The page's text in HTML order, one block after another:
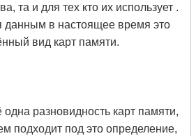
та и для тех кто их использует .
в настоящее время это
вид карт памяти.
разновидность карт памяти,
подходит под это определение,